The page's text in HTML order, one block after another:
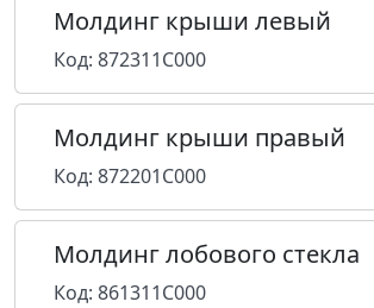
Молдинг крыши левый
Код: 872311C000
Молдинг крыши правый
Код: 872201C000
Молдинг лобового стекла
Код: 861311C000